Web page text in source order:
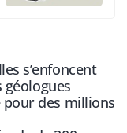
s’enfoncent
géologues
des millions